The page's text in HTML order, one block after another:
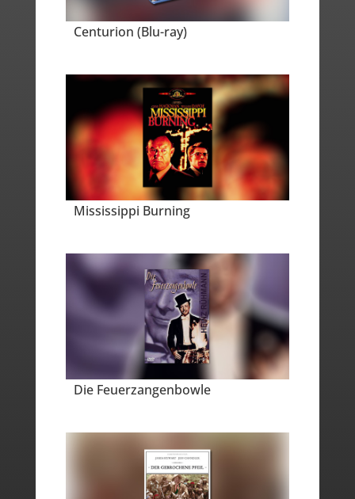
Centurion (Blu-ray)
Mississippi Burning
Die Feuerzangenbowle